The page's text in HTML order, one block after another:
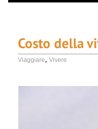
Costo della
Viaggiare, Vivere